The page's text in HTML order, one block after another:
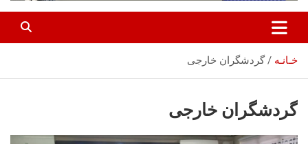
خـانـه گردشگران خارجی
گردشگران خارجی